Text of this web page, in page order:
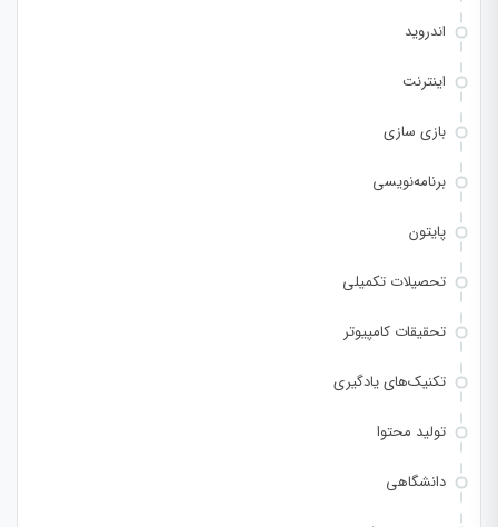
اندروید
اینترنت
بازی سازی
برنامه‌نویسی
پایتون
تحصیلات تکمیلی
تحقیقات کامپیوتر
تکنیک‌های یادگیری
تولید محتوا
دانشگاهی